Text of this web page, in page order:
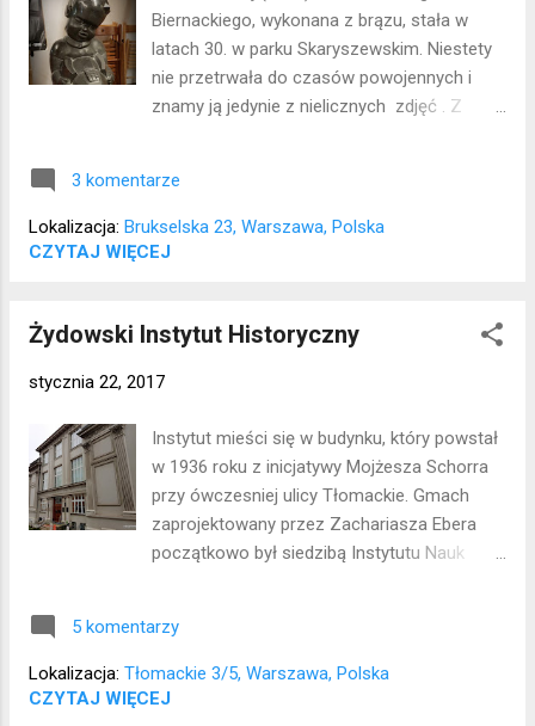
Biernackiego, wykonana z brązu, stała w
latach 30. w parku Skaryszewskim. Niestety
nie przetrwała do czasów powojennych i
znamy ją jedynie z nielicznych zdjęć . Z
obecnie znajduje się w Promie Kultury (mam
nadzieję, że przejściowo;)). Lokalizacja:
Praga Południe
3 komentarze
Lokalizacja: Brukselska 23, Warszawa, Polska
CZYTAJ WIĘCEJ
Żydowski Instytut Historyczny
stycznia 22, 2017
Instytut mieści się w budynku, który powstał
w 1936 roku z inicjatywy Mojżesza Schorra
przy ówczesniej ulicy Tłomackie. Gmach
zaprojektowany przez Zachariasza Ebera
początkowo był siedzibą Instytutu Nauk
znajdował się w granicach warszawskiego
getta, wojnę przetrwał z uszkodzeniami i z
rozkradzionymi zbiorami. Obecnie mieści się
5 komentarzy
Lokalizacja: Tłomackie 3/5, Warszawa, Polska
CZYTAJ WIĘCEJ